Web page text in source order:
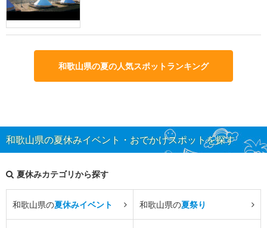
和歌山県の夏の人気スポットランキング
和歌山県の夏休みイベント・おでかけスポットを探す
夏休みカテゴリから探す
和歌山県の夏休みイベント 和歌山県の夏祭り